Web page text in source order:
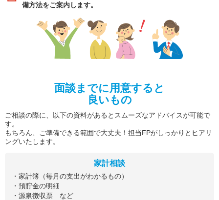
備方法をご案内します。
面談までに用意すると
良いもの
ご相談の際に、以下の資料があるとスムーズなアドバイスが可能で
す。
もちろん、ご準備できる範囲で大丈夫！担当FPがしっかりとヒアリ
ングいたします。
家計相談
・家計簿（毎月の支出がわかるもの）
・預貯金の明細
・源泉徴収票 など